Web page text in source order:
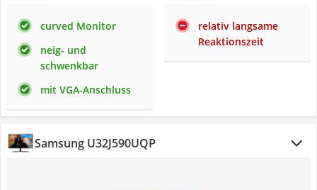
curved Monitor
neig- und
schwenkbar
mit VGA-Anschluss
relativ langsame
Reaktionszeit
Samsung U32J590UQP